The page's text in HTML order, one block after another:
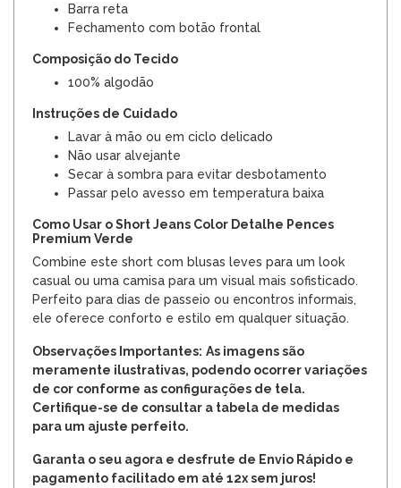
Barra reta
Fechamento com botão frontal
Composição do Tecido
100% algodão
Instruções de Cuidado
Lavar à mão ou em ciclo delicado
Não usar alvejante
Secar à sombra para evitar desbotamento
Passar pelo avesso em temperatura baixa
Como Usar o Short Jeans Color Detalhe Pences
Premium Verde
Combine este short com blusas leves para um look
casual ou uma camisa para um visual mais sofisticado.
Perfeito para dias de passeio ou encontros informais,
ele oferece conforto e estilo em qualquer situação.
Observações Importantes: As imagens são
meramente ilustrativas, podendo ocorrer variações
de cor conforme as configurações de tela.
Certifique-se de consultar a tabela de medidas
para um ajuste perfeito.
Garanta o seu agora e desfrute de Envio Rápido e
pagamento facilitado em até 12x sem juros!